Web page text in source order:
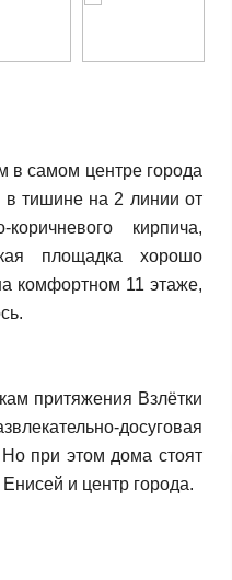
caмoм цeнтpе горoда
в тишине на 2 линии от
киpпичa,
площадка хорошо
комфортном 11 этаже,
притяжения Взлётки
досуговая
при этом дома стоят
и центр города.